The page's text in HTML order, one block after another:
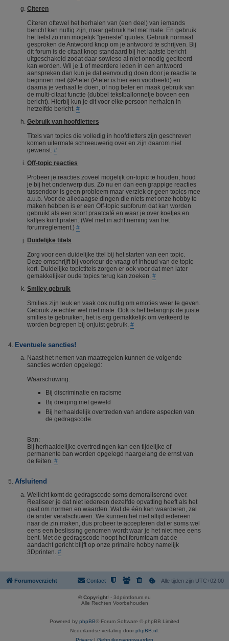
Citeren
Citeren oftewel het herhalen van (een deel) van iemands
bericht kan nuttig zijn, maar gebruik het met mate. En gebruik
het liefst zo min mogelijk "geneste" quotes. Gebruik normaal
gesproken de Antwoord knop om je antwoord te schrijven. Bij
dit forum is de citaat knop standaard bij het laatste bericht
uitgeschakeld zodat daar sowieso al niet onnodig geciteerd
kan worden. Wil je 1 of meerdere leden in een antwoord
aanspreken dan kun je dat eenvoudig doen door je reactie te
beginnen met @Pieter (Pieter is hier een voorbeeld) en
daarna je verhaal te doen, of nog beter en maak gebruik van
de multi-citaat functie (dubbel tekstballonnetje boveen een
bericht). Hierbij kun je dit voor elke persoon herhalen in
hetzelfde bericht. #
Gebruik van hoofdletters
Titels van topics die volledig in hoofdletters zijn geschreven
komen uitermate schreeuwerig over en zijn daarom niet
gewenst. #
Off-topic reacties
Probeer je reacties zoveel mogelijk on-topic te houden, houd
je bij het onderwerp dus. Zo nu en dan een grappige reacties
tussendoor is geen probleem maar verziek er geen topics mee
a.u.b. Voor de alledaagse dingen die niets met onze hobby te
maken hebben is er een Off-topic subforum dat kan worden
gebruikt als een soort praatcafé en waar je over koetjes en
kalfjes kunt praten. (Wel met in acht neming van het
forumreglement.) #
Duidelijke titels
Zorg voor een duidelijke titel bij het starten van een topic.
Deze omschrijft bij voorkeur de vraag of inhoud van de topic
kort. Duidelijke topictitels zorgen er ook voor dat men later
gemakkelijker oude topics terug kan zoeken. #
Smiley gebruik
Smilies zijn leuk en vaak ook nuttig om emoties weer te geven.
Gebruik ze echter wel met mate. Ook is het belangrijk de juiste
smilies te gebruiken, het is erg gemakkelijk om verkeerd te
worden begrepen bij onjuist gebruik. #
Eventuele sancties!
Naast het nemen van maatregelen kunnen de volgende
sancties worden opgelegd:
Waarschuwing:
Bij discriminatie en racisme
Bij dreiging met geweld
Bij herhaaldelijk overtreden van andere aspecten van
de gedragscode.
Ban:
Bij herhaaldelijke overtredingen kan een tijdelijke of
permanente ban worden opgelegd naargelang de ernst van
de feiten. #
Afsluitend
Wellicht komt de gedragscode soms demoraliserend over.
Realiseer je dat niet iedereen dezelfde opvatting heeft als het
gaat om normen en waarden. Wat de één kan waarderen, zal
de ander verafschuwen. We kunnen het niet altijd iedereen
naar de zin maken, dus probeer te accepteren dat er soms wel
eens een beslissing genomen wordt waar je het niet mee eens
bent. Met de gedragscode hoopt het forumteam dat de
aandacht gericht blijft op onze primaire hobby namelijk
3Dprinten. #
Forumoverzicht Alle tijden zijn UTC+02:00
Contact
© Copyright! - 3dprintforum.eu
Alle Rechten Voorbehouden
Powered by phpBB® Forum Software © phpBB Limited
Nederlandse vertaling door phpBB.nl
Privacy | Gebruikersvoorwaarden